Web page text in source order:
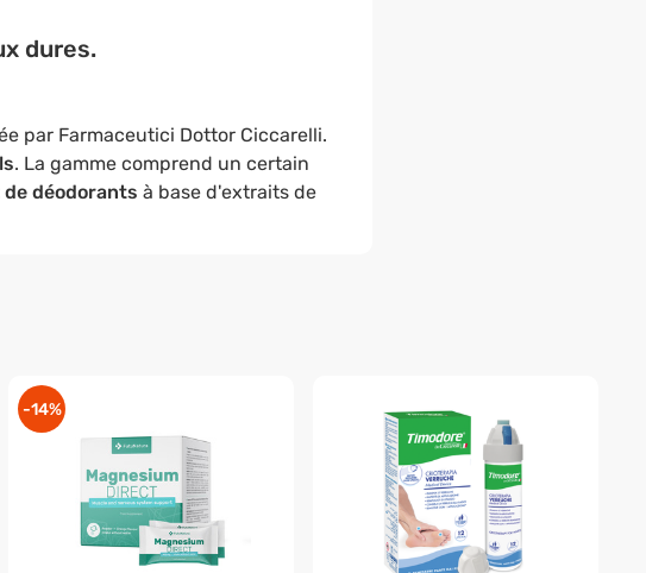
dures.
par Farmaceutici Dottor Ciccarelli.
. La gamme comprend un certain
déodorants à base d'extraits de
-14%